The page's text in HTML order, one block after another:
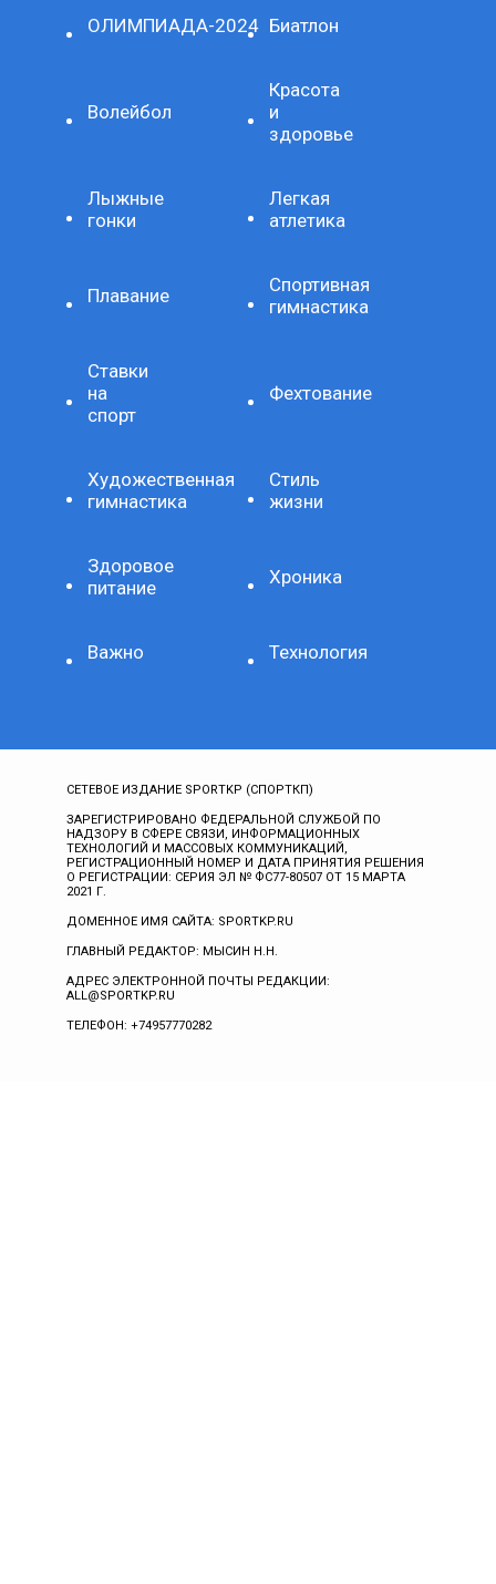
ОЛИМПИАДА-2024 Биатлон
Волейбол
Красота
и
здоровье
Лыжные
гонки
Легкая
атлетика
Плавание
Спортивная
гимнастика
Ставки
на
спорт
Фехтование
Художественная
гимнастика
Стиль
жизни
Здоровое
питание
Хроника
Важно Технология
СЕТЕВОЕ ИЗДАНИЕ SPORTKP (СПОРТКП)
ЗАРЕГИСТРИРОВАНО ФЕДЕРАЛЬНОЙ СЛУЖБОЙ ПО
НАДЗОРУ В СФЕРЕ СВЯЗИ, ИНФОРМАЦИОННЫХ
ТЕХНОЛОГИЙ И МАССОВЫХ КОММУНИКАЦИЙ,
РЕГИСТРАЦИОННЫЙ НОМЕР И ДАТА ПРИНЯТИЯ РЕШЕНИЯ
О РЕГИСТРАЦИИ: СЕРИЯ ЭЛ № ФС77-80507 ОТ 15 МАРТА
2021 Г.
ДОМЕННОЕ ИМЯ САЙТА: SPORTKP.RU
ГЛАВНЫЙ РЕДАКТОР: МЫСИН Н.Н.
АДРЕС ЭЛЕКТРОННОЙ ПОЧТЫ РЕДАКЦИИ:
ALL@SPORTKP.RU
ТЕЛЕФОН: +74957770282